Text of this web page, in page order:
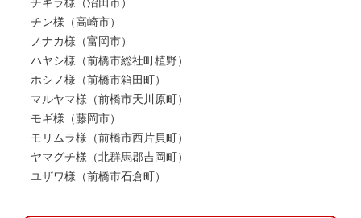
チギラ様（沼田市）
チン様（高崎市）
ノナカ様（富岡市）
ハヤシ様（前橋市総社町植野）
ホシノ様（前橋市箱田町）
マルヤマ様（前橋市天川原町）
モギ様（藤岡市）
モリムラ様（前橋市西片貝町）
ヤマグチ様（北群馬郡吉岡町）
ユザワ様（前橋市石倉町）